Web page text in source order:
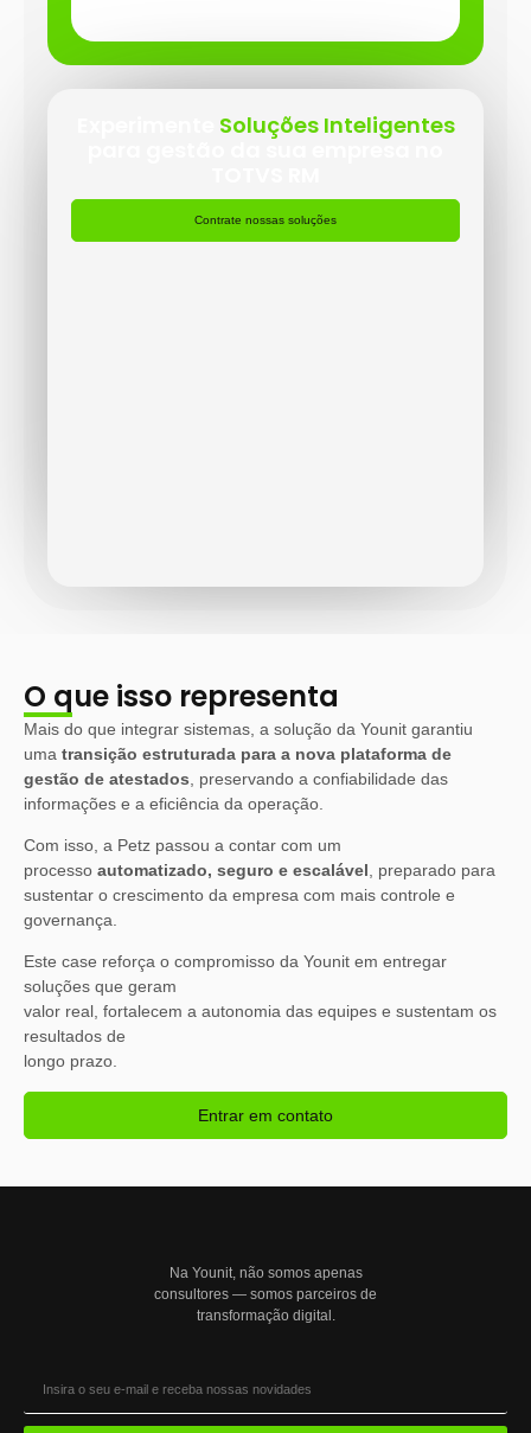
Soluções Inteligentes
Contrate nossas soluções
O que isso representa
Mais do que integrar sistemas, a solução da Younit garantiu
uma transição estruturada para a nova plataforma de
gestão de atestados , preservando a confiabilidade das
informações e a eficiência da operação.
Com isso, a Petz passou a contar com um
processo automatizado, seguro e escalável , preparado para
sustentar o crescimento da empresa com mais controle e
governança.
Este case reforça o compromisso da Younit em entregar
soluções que geram
valor real, fortalecem a autonomia das equipes e sustentam os
resultados de
longo prazo.
Entrar em contato
Na Younit, não somos apenas
consultores — somos parceiros de
transformação digital.